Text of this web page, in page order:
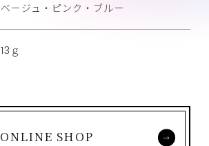
ベージュ・ピンク・ブルー
13ｇ
ONLINE SHOP